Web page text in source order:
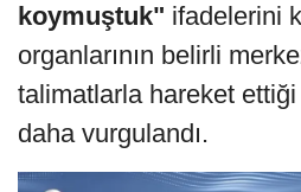
koymuştuk" ifadelerini
organlarının belirli
talimatlarla hareket ettiği
daha vurgulandı.